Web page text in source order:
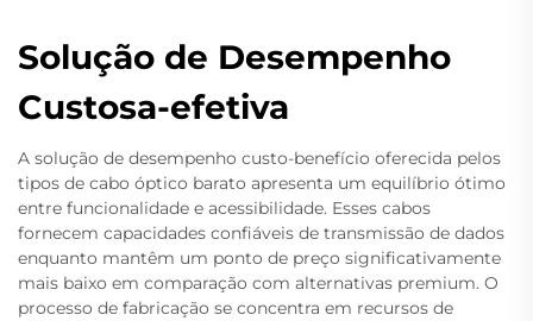
Solução de Desempenho
Custosa-efetiva
A solução de desempenho custo-benefício oferecida pelos
tipos de cabo óptico barato apresenta um equilíbrio ótimo
entre funcionalidade e acessibilidade. Esses cabos
fornecem capacidades confiáveis de transmissão de dados
enquanto mantêm um ponto de preço significativamente
mais baixo em comparação com alternativas premium. O
processo de fabricação se concentra em recursos de